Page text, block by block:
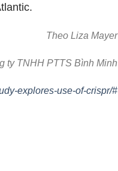
Theo Liza Mayer
ty TNHH PTTS Bình Minh
explores-use-of-crispr/#